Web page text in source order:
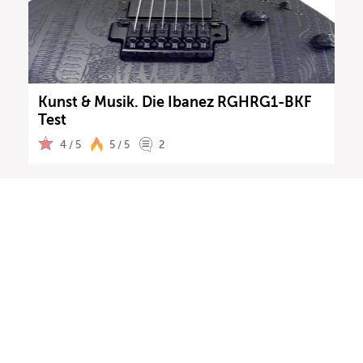
Kunst & Musik. Die Ibanez RGHRG1-BKF
Test
4 / 5 5 / 5 2